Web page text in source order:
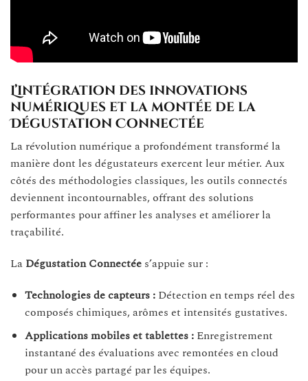
L’intégration des innovations
numériques et la montée de la
Dégustation Connectée
La révolution numérique a profondément transformé la
manière dont les dégustateurs exercent leur métier. Aux
côtés des méthodologies classiques, les outils connectés
deviennent incontournables, offrant des solutions
performantes pour affiner les analyses et améliorer la
traçabilité.
La Dégustation Connectée s’appuie sur :
Technologies de capteurs :Détection en temps réel des
composés chimiques, arômes et intensités gustatives.
Applications mobiles et tablettes :Enregistrement
instantané des évaluations avec remontées en cloud
pour un accès partagé par les équipes.